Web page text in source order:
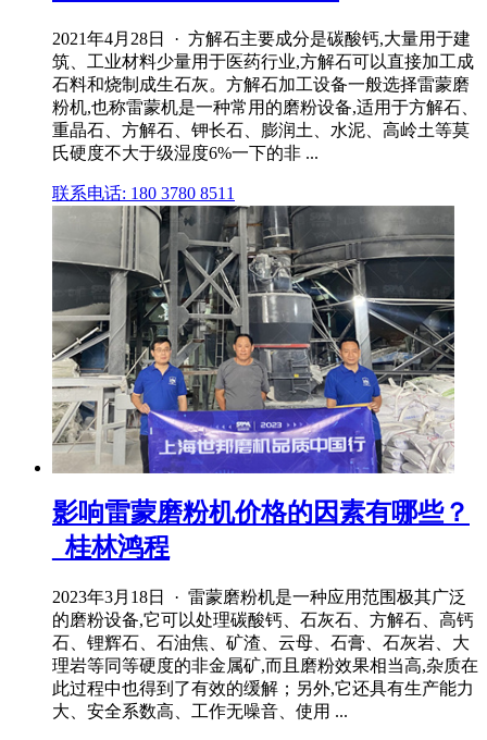
2021年4月28日 · 方解石主要成分是碳酸钙,大量用于建
筑、工业材料少量用于医药行业,方解石可以直接加工成
石料和烧制成生石灰。方解石加工设备一般选择雷蒙磨
粉机,也称雷蒙机是一种常用的磨粉设备,适用于方解石、
重晶石、方解石、钾长石、膨润土、水泥、高岭土等莫
氏硬度不大于级湿度6%一下的非 ...
联系电话: 180 3780 8511
影响雷蒙磨粉机价格的因素有哪些？
_桂林鸿程
2023年3月18日 · 雷蒙磨粉机是一种应用范围极其广泛
的磨粉设备,它可以处理碳酸钙、石灰石、方解石、高钙
石、锂辉石、石油焦、矿渣、云母、石膏、石灰岩、大
理岩等同等硬度的非金属矿,而且磨粉效果相当高,杂质在
此过程中也得到了有效的缓解；另外,它还具有生产能力
大、安全系数高、工作无噪音、使用 ...